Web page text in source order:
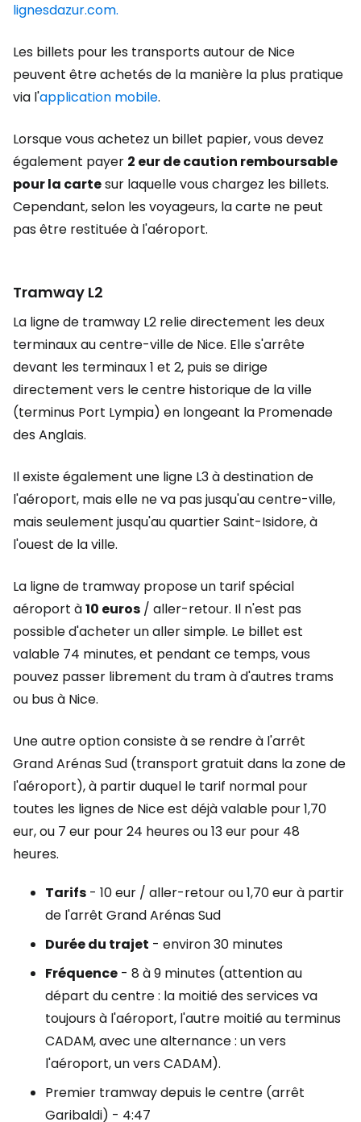
lignesdazur.com.
Les billets pour les transports autour de Nice
peuvent être achetés de la manière la plus pratique
via l'application mobile.
Lorsque vous achetez un billet papier, vous devez
également payer 2 eur de caution remboursable
pour la cartesur laquelle vous chargez les billets.
Cependant, selon les voyageurs, la carte ne peut
pas être restituée à l'aéroport.
Tramway L2
La ligne de tramway L2 relie directement les deux
terminaux au centre-ville de Nice. Elle s'arrête
devant les terminaux 1 et 2, puis se dirige
directement vers le centre historique de la ville
(terminus Port Lympia) en longeant la Promenade
des Anglais.
Il existe également une ligne L3 à destination de
l'aéroport, mais elle ne va pas jusqu'au centre-ville,
mais seulement jusqu'au quartier Saint-Isidore, à
l'ouest de la ville.
La ligne de tramway propose un tarif spécial
aéroport à10 euros / aller-retour. Il n'est pas
possible d'acheter un aller simple. Le billet est
valable 74 minutes, et pendant ce temps, vous
pouvez passer librement du tram à d'autres trams
ou bus à Nice.
Une autre option consiste à se rendre à l'arrêt
Grand Arénas Sud (transport gratuit dans la zone de
l'aéroport), à partir duquel le tarif normal pour
toutes les lignes de Nice est déjà valable pour 1,70
eur, ou 7 eur pour 24 heures ou 13 eur pour 48
heures.
Tarifs - 10 eur / aller-retour ou 1,70 eur à partir
de l'arrêt Grand Arénas Sud
Durée du trajet - environ 30 minutes
Fréquence - 8 à 9 minutes (attention au
départ du centre : la moitié des services va
toujours à l'aéroport, l'autre moitié au terminus
CADAM, avec une alternance : un vers
l'aéroport, un vers CADAM).
Premier tramway depuis le centre (arrêt
Garibaldi) - 4:47